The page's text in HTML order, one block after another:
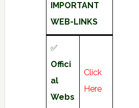
IMPORTANT
WEB-LINKS
✅
Offici
al
Webs
Click
Here